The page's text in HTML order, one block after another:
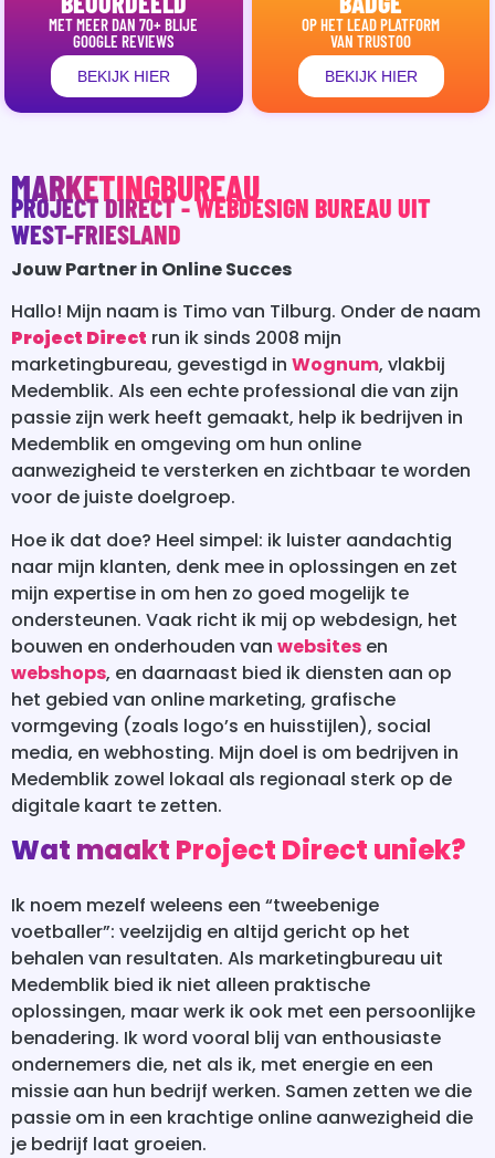
MET MEER DAN 70+ BLIJE
GOOGLE REVIEWS
BEKIJK HIER
OP HET LEAD PLATFORM
VAN TRUSTOO
BEKIJK HIER
MARKETINGBUREAU
PROJECT DIRECT - WEBDESIGN BUREAU UIT
WEST-FRIESLAND
Jouw Partner in Online Succes
Hallo! Mijn naam is Timo van Tilburg. Onder de naam
Project Direct run ik sinds 2008 mijn
marketingbureau, gevestigd in Wognum, vlakbij
Medemblik. Als een echte professional die van zijn
passie zijn werk heeft gemaakt, help ik bedrijven in
Medemblik en omgeving om hun online
aanwezigheid te versterken en zichtbaar te worden
voor de juiste doelgroep.
Hoe ik dat doe? Heel simpel: ik luister aandachtig
naar mijn klanten, denk mee in oplossingen en zet
mijn expertise in om hen zo goed mogelijk te
ondersteunen. Vaak richt ik mij op webdesign, het
bouwen en onderhouden van websites en
webshops, en daarnaast bied ik diensten aan op
het gebied van online marketing, grafische
vormgeving (zoals logo’s en huisstijlen), social
media, en webhosting. Mijn doel is om bedrijven in
Medemblik zowel lokaal als regionaal sterk op de
digitale kaart te zetten.
Wat maakt Project Direct uniek?
Ik noem mezelf weleens een “tweebenige
voetballer”: veelzijdig en altijd gericht op het
behalen van resultaten. Als marketingbureau uit
Medemblik bied ik niet alleen praktische
oplossingen, maar werk ik ook met een persoonlijke
benadering. Ik word vooral blij van enthousiaste
ondernemers die, net als ik, met energie en een
missie aan hun bedrijf werken. Samen zetten we die
passie om in een krachtige online aanwezigheid die
je bedrijf laat groeien.